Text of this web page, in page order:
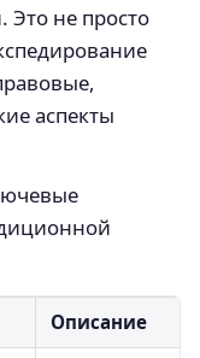
Это не просто
аспекты
Описание